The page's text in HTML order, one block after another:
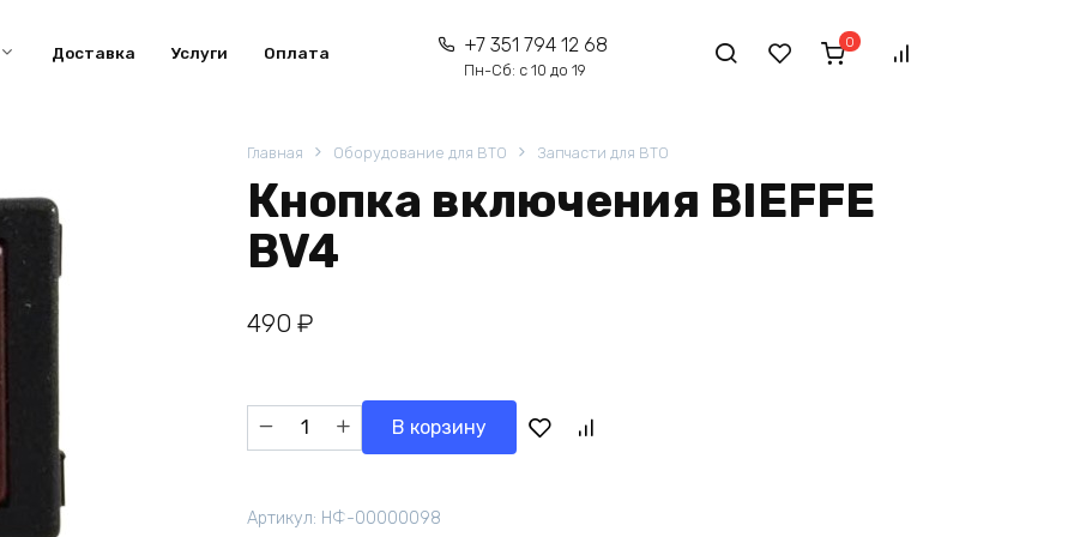
Доставка Услуги Оплата +7 351 794 12 68
Пн-Сб: с 10 до 19
0
Главная Оборудование для ВТО Запчасти для ВТО
Кнопка включения BIEFFE
BV4
490 ₽
Количество
товара
BIEFFE
В корзину
Артикул: НФ-00000098